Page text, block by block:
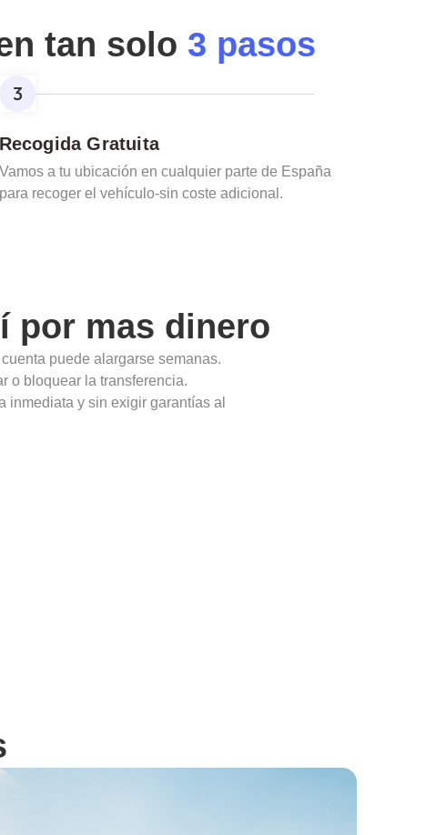
tan solo 3 pasos
Recogida Gratuita
Vamos a tu ubicación en cualquier parte de España
para recoger el vehículo-sin coste adicional.
por mas dinero
puede alargarse semanas.
o bloquear la transferencia.
inmediata y sin exigir garantías al